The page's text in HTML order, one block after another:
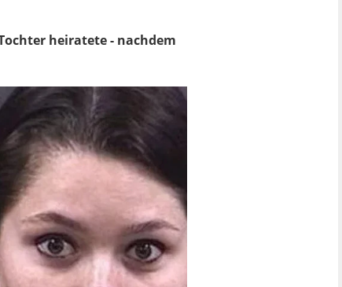
heiratete - nachdem